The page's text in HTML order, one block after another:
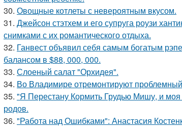
30. Овощные котлеты с невероятным вкусом.
31. Джейсон стэтхем и его супруга роузи
снимками с их романтического отдыха.
32. Ганвест объявил себя самым богатым
балансом в $88, 000, 000.
33. Слоеный салат "Орхидея".
34. Во Владимире отремонтируют
35. "Я Перестану Кормить Грудью Мишу, и моя
родов.
36. "Работа над Ошибками": Анастасия